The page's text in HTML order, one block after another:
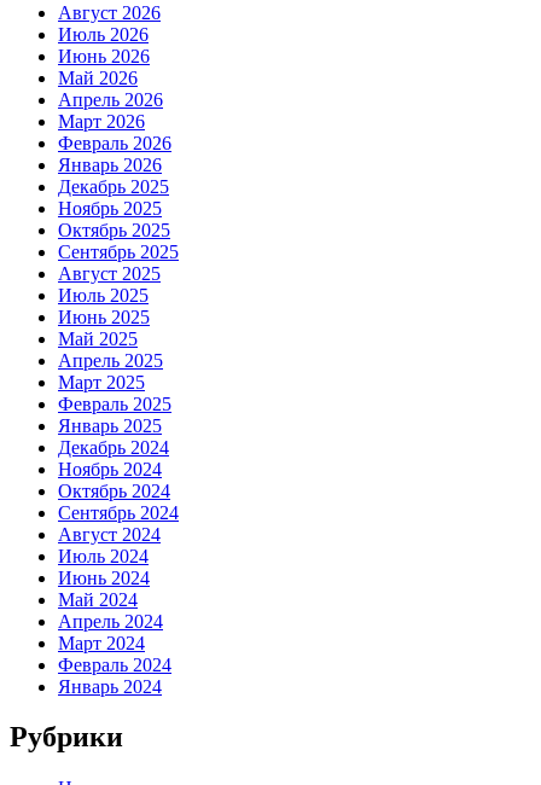
Август 2026
Июль 2026
Июнь 2026
Май 2026
Апрель 2026
Март 2026
Февраль 2026
Январь 2026
Декабрь 2025
Ноябрь 2025
Октябрь 2025
Сентябрь 2025
Август 2025
Июль 2025
Июнь 2025
Май 2025
Апрель 2025
Март 2025
Февраль 2025
Январь 2025
Декабрь 2024
Ноябрь 2024
Октябрь 2024
Сентябрь 2024
Август 2024
Июль 2024
Июнь 2024
Май 2024
Апрель 2024
Март 2024
Февраль 2024
Январь 2024
Рубрики